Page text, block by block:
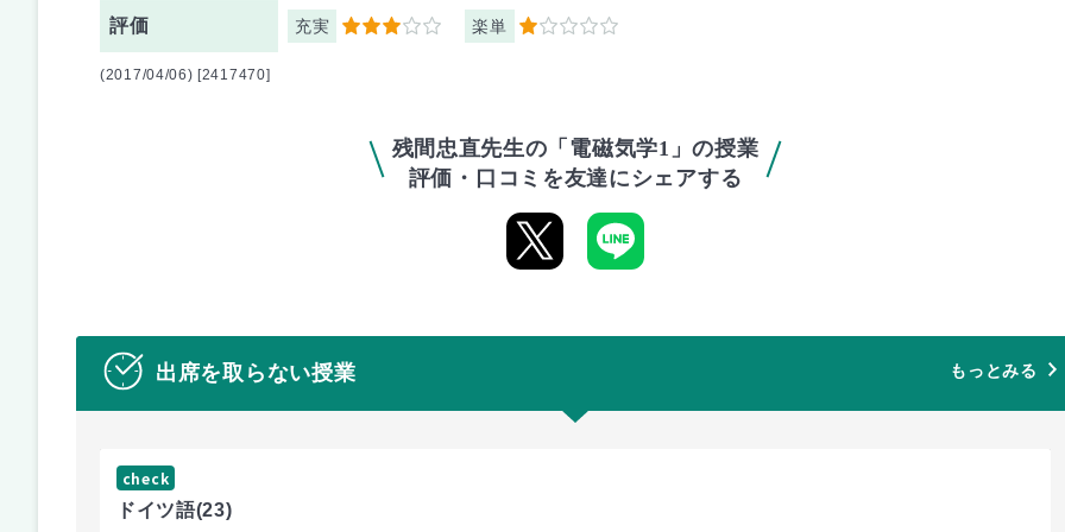
評価 充実 3 楽単 1
(2017/04/06) [2417470]
残間忠直先生の「電磁気学1」の授業
評価・口コミを友達にシェアする
出席を取らない授業 もっとみる
check
ドイツ語(23)